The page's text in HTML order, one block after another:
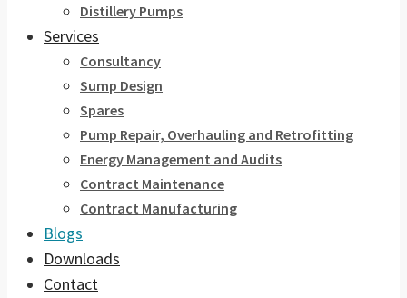
Distillery Pumps
Services
Consultancy
Sump Design
Spares
Pump Repair, Overhauling and Retrofitting
Energy Management and Audits
Contract Maintenance
Contract Manufacturing
Blogs
Downloads
Contact